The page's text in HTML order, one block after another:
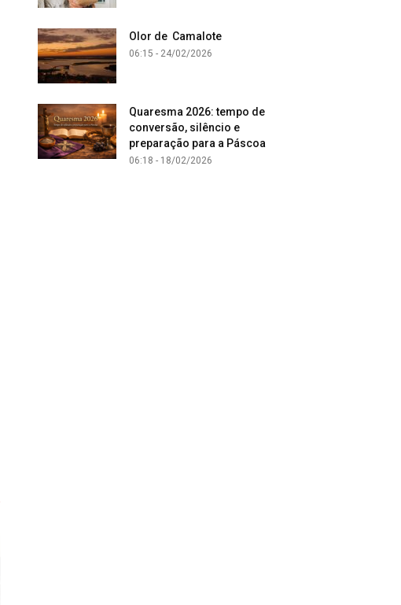
Olor de Camalote
06:15 - 24/02/2026
Quaresma 2026: tempo de
conversão, silêncio e
preparação para a Páscoa
06:18 - 18/02/2026